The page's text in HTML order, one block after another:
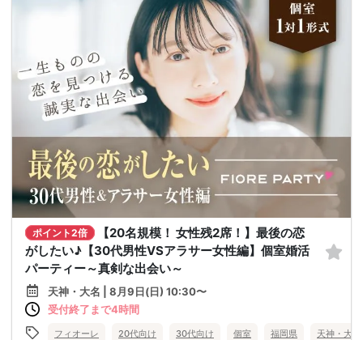
ポイント2倍
【20名規模！ 女性残2席！】最後の恋
がしたい♪【30代男性VSアラサー女性編】個室婚活
パーティー～真剣な出会い～
天神・大名 | 8月9日(日) 10:30〜
受付終了まで4時間
フィオーレ 20代向け 30代向け 個室 福岡県 天神・大名